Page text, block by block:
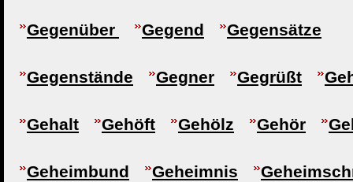
Gegenüber Gegend Gegensätze
Gegenstände Gegner Gegrüßt
Gehalt Gehöft Gehölz Gehör
Geheimbund Geheimnis